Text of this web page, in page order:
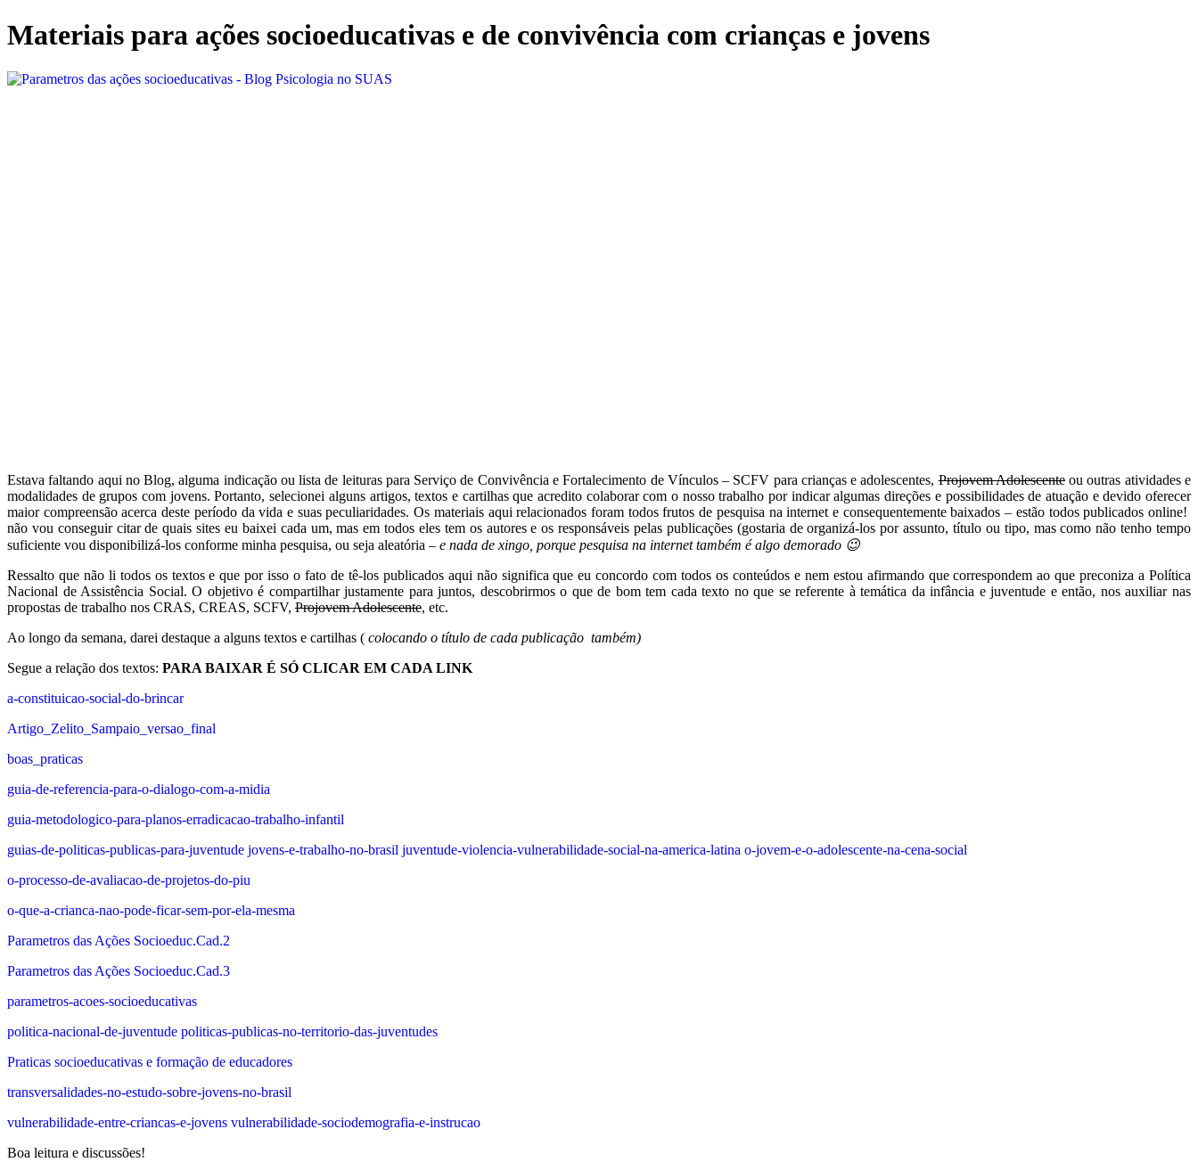
Ir
para
conteúdo
Materiais para ações socioeducativas e de convivência com crianças e jovens
Estava faltando aqui no Blog, alguma indicação ou lista de leituras para Serviço de Convivência e Fortalecimento de Vínculos – SCFV para crianças e adolescentes,Projovem Adolescenteou outras atividades e
modalidades de grupos com jovens. Portanto, selecionei alguns artigos, textos e cartilhas que acredito colaborar com o nosso trabalho por indicar algumas direções e possibilidades de atuação e devido oferecer
maior compreensão acerca deste período da vida e suas peculiaridades. Os materiais aqui relacionados foram todos frutos de pesquisa na internet e consequentemente baixados – estão todos publicados online!
não vou conseguir citar de quais sites eu baixei cada um, mas em todos eles tem os autores e os responsáveis pelas publicações (gostaria de organizá-los por assunto, título ou tipo, mas como não tenho tempo
suficiente vou disponibilizá-los conforme minha pesquisa, ou seja aleatória – e nada de xingo, porque pesquisa na internet também é algo demorado 😉
Ressalto que não li todos os textos e que por isso o fato de tê-los publicados aqui não significa que eu concordo com todos os conteúdos e nem estou afirmando que correspondem ao que preconiza a Política
Nacional de Assistência Social. O objetivo é compartilhar justamente para juntos, descobrirmos o que de bom tem cada texto no que se referente à temática da infância e juventude e então, nos auxiliar nas
propostas de trabalho nos CRAS, CREAS, SCFV, Projovem Adolescente, etc.
Ao longo da semana, darei destaque a alguns textos e cartilhas ( colocando o título de cada publicação também)
Segue a relação dos textos: PARA BAIXAR É SÓ CLICAR EM CADA LINK
a-constituicao-social-do-brincar
Artigo_Zelito_Sampaio_versao_final
boas_praticas
guia-de-referencia-para-o-dialogo-com-a-midia
guia-metodologico-para-planos-erradicacao-trabalho-infantil
guias-de-politicas-publicas-para-juventude jovens-e-trabalho-no-brasil juventude-violencia-vulnerabilidade-social-na-america-latina o-jovem-e-o-adolescente-na-cena-social
o-processo-de-avaliacao-de-projetos-do-piu
o-que-a-crianca-nao-pode-ficar-sem-por-ela-mesma
Parametros das Ações Socioeduc.Cad.2
Parametros das Ações Socioeduc.Cad.3
parametros-acoes-socioeducativas
politica-nacional-de-juventude politicas-publicas-no-territorio-das-juventudes
Praticas socioeducativas e formação de educadores
transversalidades-no-estudo-sobre-jovens-no-brasil
vulnerabilidade-entre-criancas-e-jovens vulnerabilidade-sociodemografia-e-instrucao
Boa leitura e discussões!